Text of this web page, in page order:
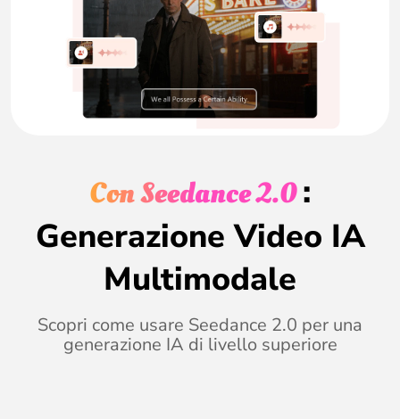
Con Seedance 2.0:
Generazione Video IA
Multimodale
Scopri come usare Seedance 2.0 per una
generazione IA di livello superiore